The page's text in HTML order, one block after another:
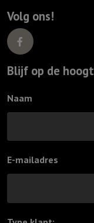
Volg ons!
Blijf op de
Naam
E-mailadres